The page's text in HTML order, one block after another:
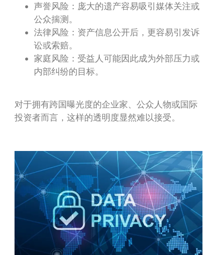
声誉风险：庞大的遗产容易吸引媒体关注或
公众揣测。
法律风险：资产信息公开后，更容易引发诉
讼或索赔。
家庭风险：受益人可能因此成为外部压力或
内部纠纷的目标。
对于拥有跨国曝光度的企业家、公众人物或国际
投资者而言，这样的透明度显然难以接受。